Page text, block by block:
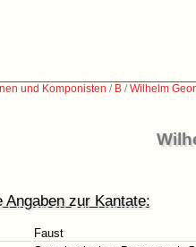
und Komponisten / B /Wilhelm
Angaben zur Kantate:
Faust